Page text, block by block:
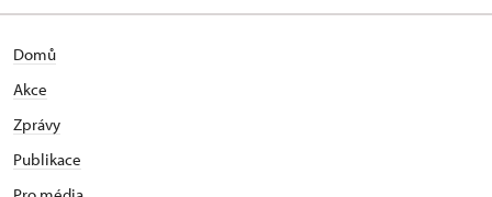
Domů
Akce
Zprávy
Publikace